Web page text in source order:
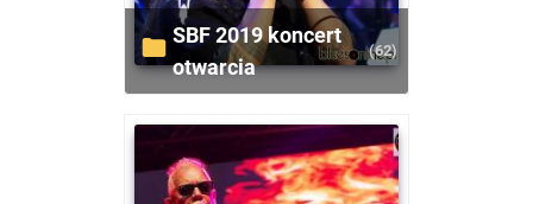
SBF 2019 koncert
otwarcia
(62)